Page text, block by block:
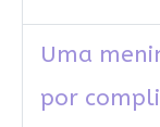
Uma
por